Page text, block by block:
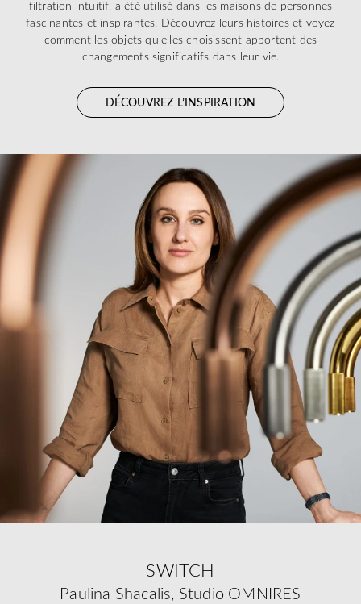
filtration intuitif, a été utilisé dans les maisons de personnes
fascinantes et inspirantes. Découvrez leurs histoires et voyez
comment les objets qu'elles choisissent apportent des
changements significatifs dans leur vie.
DÉCOUVREZ L’INSPIRATION
SWITCH
Paulina Shacalis, Studio OMNIRES